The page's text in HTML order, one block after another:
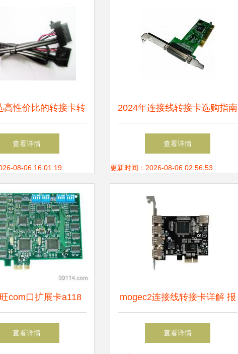
高性价比的转接卡转
格、厂家与中国供应
商全解析
查看详情
08-06 16:01:19
2024年连接线转接卡选购指南
主流品牌报价与推荐
查看详情
更新时间：2026-08-06 02:56:53
com口扩展卡a118
商,供应com口扩展卡
查看详情
mogec2连接线转接卡详解 报
价、性能与评测
查看详情